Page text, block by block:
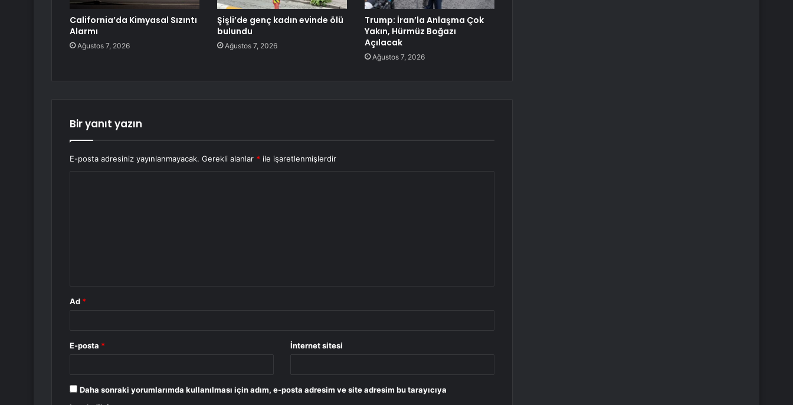
California’da Kimyasal Sızıntı
Alarmı
Ağustos 7, 2026
Şişli’de genç kadın evinde ölü
bulundu
Ağustos 7, 2026
Trump: İran’la Anlaşma Çok
Yakın, Hürmüz Boğazı
Açılacak
Ağustos 7, 2026
Bir yanıt yazın
E-posta adresiniz yayınlanmayacak. Gerekli alanlar * ile işaretlenmişlerdir
Ad *
E-posta * İnternet sitesi
Daha sonraki yorumlarımda kullanılması için adım, e-posta adresim ve site adresim bu tarayıcıya